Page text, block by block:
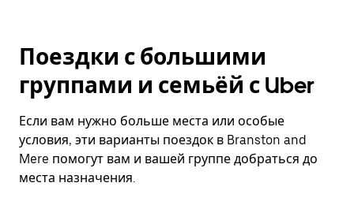
Поездки с большими
группами и семьёй с Uber
Если вам нужно больше места или особые
условия, эти варианты поездок в Branston and
Mere помогут вам и вашей группе добраться до
места назначения.